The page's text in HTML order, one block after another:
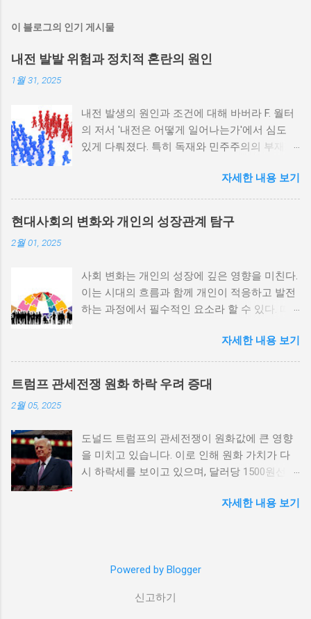
이 블로그의 인기 게시물
내전 발발 위험과 정치적 혼란의 원인
1월 31, 2025
내전 발생의 원인과 조건에 대해 바버라 F. 월터
의 저서 '내전은 어떻게 일어나는가'에서 심도
있게 다뤄졌다. 특히 독재와 민주주의의 부재가
정치적 파벌화와 경제·군사 체제의 불안정성이
내전의 촉매제가 된다는 사실은 우리에게 중요
한 교훈을 준다. 정치적 불안정성과 내전 발발
위험 정치적 불안정성은 내전 발발의 핵심 요인
적 갈등이 심화되고, 이로 인해 내전의 위험이
증가한다. 이와 같은 경우, 국민들은 정부에 대
한 불만을 느끼고, 체제 전복을 위해 무장 세력
역사적으로도 정치적 불안정성이 높은 국가에
서는 종종 내전이 발발했던 예가 많다. 이러한
비극적인 상황을 방지하기 위해서는 먼저 정치
한 원인 중 하나는 경제적 불균형이다. 경제가
일부 계층에 의해 독점되고, 대다수의 국민이 경
제적 불안정과 빈곤 속에서 고통받게 되면, 사회
적 불만이 쌓이기 마련이다. 이와 같은 경제적
하며, 사회적 불안이 증대할 경우 시민들은 무장
적 불균형을 해소하기 위해서는 공정한 세제 정
자세한 내용 보기
현대사회의 변화와 개인의 성장관계 탐구
2월 01, 2025
사회 변화는 개인의 성장에 깊은 영향을 미친다.
이는 시대의 흐름과 함께 개인이 적응하고 발전
하는 과정에서 필수적인 요소라 할 수 있다. 따
탐구하는 것이 필요하다. 사회 변화의 의미와 구
조 사회 변화란 특정 사회의 구조, 문화, 가치관
등이 시간이 지남에 따라 변화하는 과정을 의미
한다. 이러한 변화는 다양한 요인에 의해 발생할
이루어진다. 예를 들어, 산업 혁명은 사람들이
일하는 방식과 생활 방식을 완전히 변화시켰다.
이에 따라 개인의 역할과 목표 또한 변화할 수밖
로운 기회를 창출한다. 예를 들어, 정보통신기술
다. 이러한 변화는 개인이 자신의 전문성을 더욱
넓힐 수 있는 장점을 제공하며, 다양한 문화와
자세한 내용 보기
트럼프 관세전쟁 원화 하락 우려 증대
2월 05, 2025
도널드 트럼프의 관세전쟁이 원화값에 큰 영향
을 미치고 있습니다. 이로 인해 원화 가치가 다
시 하락세를 보이고 있으며, 달러당 1500원선이
이러한 경제적 변화가 앞으로 어떻게 전개될지
는 미국의 제조업을 보호하기 위해 중국과 다른
습니다. 이러한 조치는 단기적으로는 미국 내 제
자세한 내용 보기
Powered by Blogger
신고하기